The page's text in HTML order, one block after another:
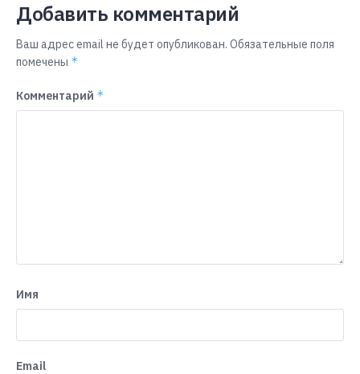
Добавить комментарий
Ваш адрес email не будет опубликован. Обязательные поля
помечены *
Комментарий *
Имя
Email